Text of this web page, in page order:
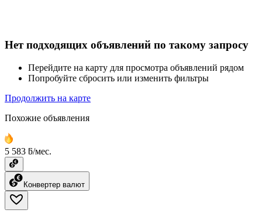
Нет подходящих объявлений по такому запросу
Перейдите на карту для просмотра объявлений рядом
Попробуйте сбросить или изменить фильтры
Продолжить на карте
Похожие объявления
5 583 ƃ/мес.
Конвертер валют